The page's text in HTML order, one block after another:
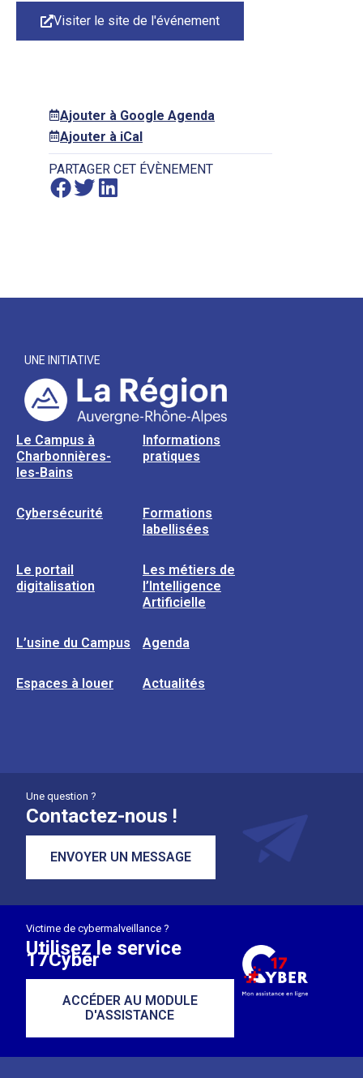
Visiter le site de l'événement
Ajouter à Google Agenda
Ajouter à iCal
PARTAGER CET ÉVÈNEMENT
UNE INITIATIVE
Le Campus à
Charbonnières-
les-Bains
Informations
pratiques
Cybersécurité
Formations
labellisées
Le portail
digitalisation
Les métiers de
l’Intelligence
Artificielle
L’usine du Campus Agenda
Espaces à louer Actualités
Une question ?
Contactez-nous !
ENVOYER UN MESSAGE
Victime de cybermalveillance ?
Utilisez le service
17Cyber
ACCÉDER AU MODULE
D'ASSISTANCE